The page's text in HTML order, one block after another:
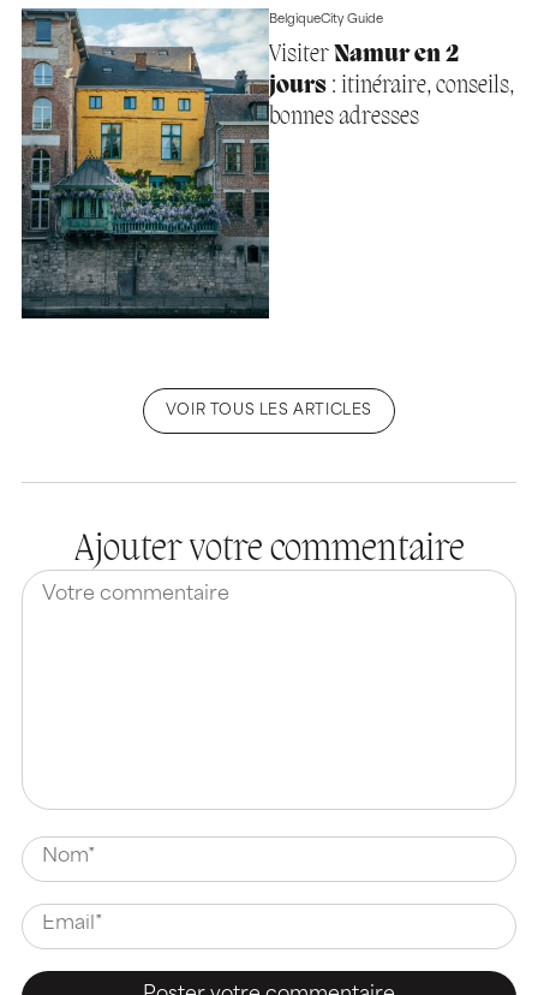
BelgiqueCity Guide
Visiter Namur en 2
jours: itinéraire, conseils,
bonnes adresses
VOIR TOUS LES ARTICLES
Ajouter votre commentaire